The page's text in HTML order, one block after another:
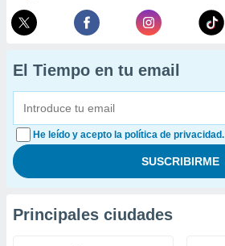
El Tiempo en tu email
He leído y acepto la política de privacidad.
Principales ciudades